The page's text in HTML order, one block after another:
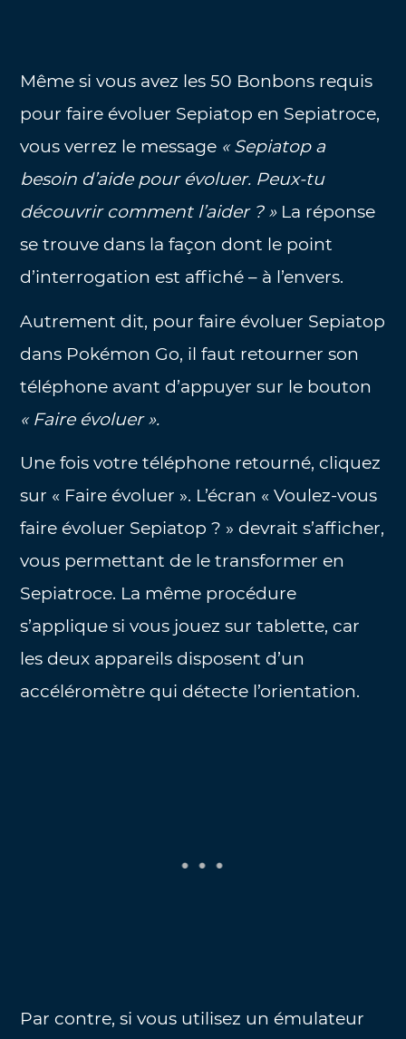
Même si vous avez les 50 Bonbons requis
pour faire évoluer Sepiatop en Sepiatroce,
vous verrez le message « Sepiatop a
besoin d’aide pour évoluer. Peux-tu
découvrir comment l’aider ? »La réponse
se trouve dans la façon dont le point
d’interrogation est affiché – à l’envers.
Autrement dit, pour faire évoluer Sepiatop
dans Pokémon Go, il faut retourner son
téléphone avant d’appuyer sur le bouton
« Faire évoluer ».
Une fois votre téléphone retourné, cliquez
sur « Faire évoluer ». L’écran « Voulez-vous
faire évoluer Sepiatop ? » devrait s’afficher,
vous permettant de le transformer en
Sepiatroce. La même procédure
s’applique si vous jouez sur tablette, car
les deux appareils disposent d’un
accéléromètre qui détecte l’orientation.
Par contre, si vous utilisez un émulateur